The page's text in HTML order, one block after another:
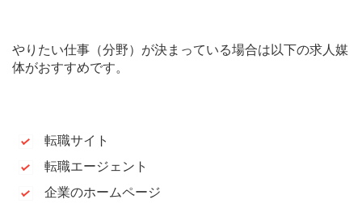
やりたい仕事（分野）が決まっている場合は以下の求人媒
体がおすすめです。
転職サイト
転職エージェント
企業のホームページ